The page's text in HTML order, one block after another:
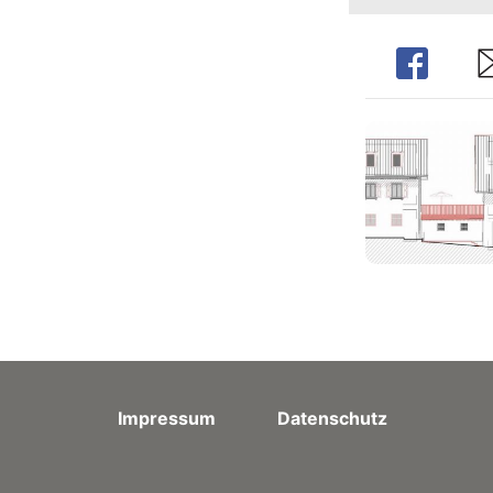
Share
Impressum Datenschutz